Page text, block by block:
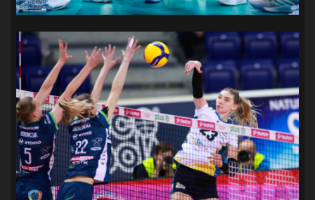
WYGRANA(43) ZAGŁĘBIE LUBIN(36) ŚLĄSK WROCŁAW(29)
STAT4U